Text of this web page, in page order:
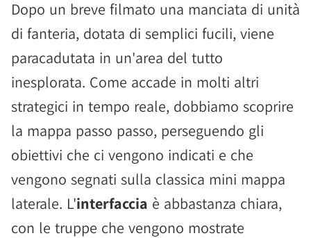
Dopo un breve filmato una manciata di unità
di fanteria, dotata di semplici fucili, viene
paracadutata in un'area del tutto
inesplorata. Come accade in molti altri
strategici in tempo reale, dobbiamo scoprire
la mappa passo passo, perseguendo gli
obiettivi che ci vengono indicati e che
vengono segnati sulla classica mini mappa
laterale. L'interfaccia è abbastanza chiara,
con le truppe che vengono mostrate